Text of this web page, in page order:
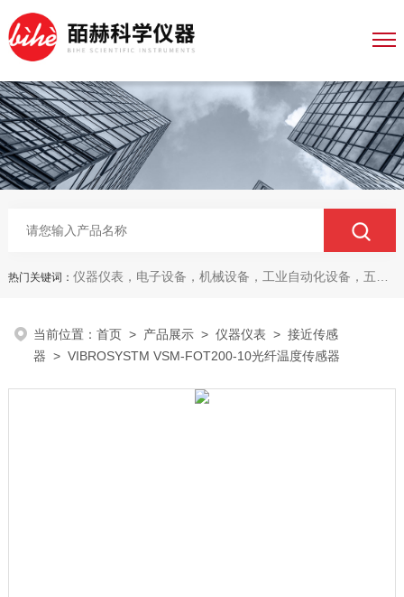
热门关键词： 仪器仪表，电子设备，机械设备，工业自动化设备，五金产品，电线电缆，金属材料，电子
当前位置：首页 > 产品展示 >仪器仪表 >接近传感
器 > VIBROSYSTM VSM-FOT200-10光纤温度传感器